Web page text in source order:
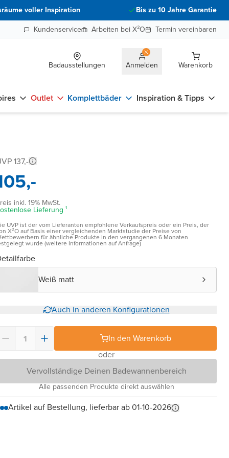
voller Inspiration
Bis zu 10 Jahre Garantie
Kundenservice
Arbeiten bei X²O Termin vereinbaren
Badausstellungen Anmelden Warenkorb
Outlet Komplettbäder Inspiration & Tipps
137,-
inkl. 19% MwSt.
Lieferung ¹
UVP ist der vom Lieferanten empfohlene Verkaufspreis oder ein Preis, der
X²O auf Basis einer vergleichenden Marktstudie der Preise von
für ähnliche Produkte in den vergangenen 6 Monaten
wurde (weitere Informationen auf Anfrage)
Weiß matt
Auch in anderen Konfigurationen
In den Warenkorb
oder
Vervollständige Deinen Badewannenbereich
Alle passenden Produkte direkt auswählen
Artikel auf Bestellung, lieferbar ab 01-10-2026